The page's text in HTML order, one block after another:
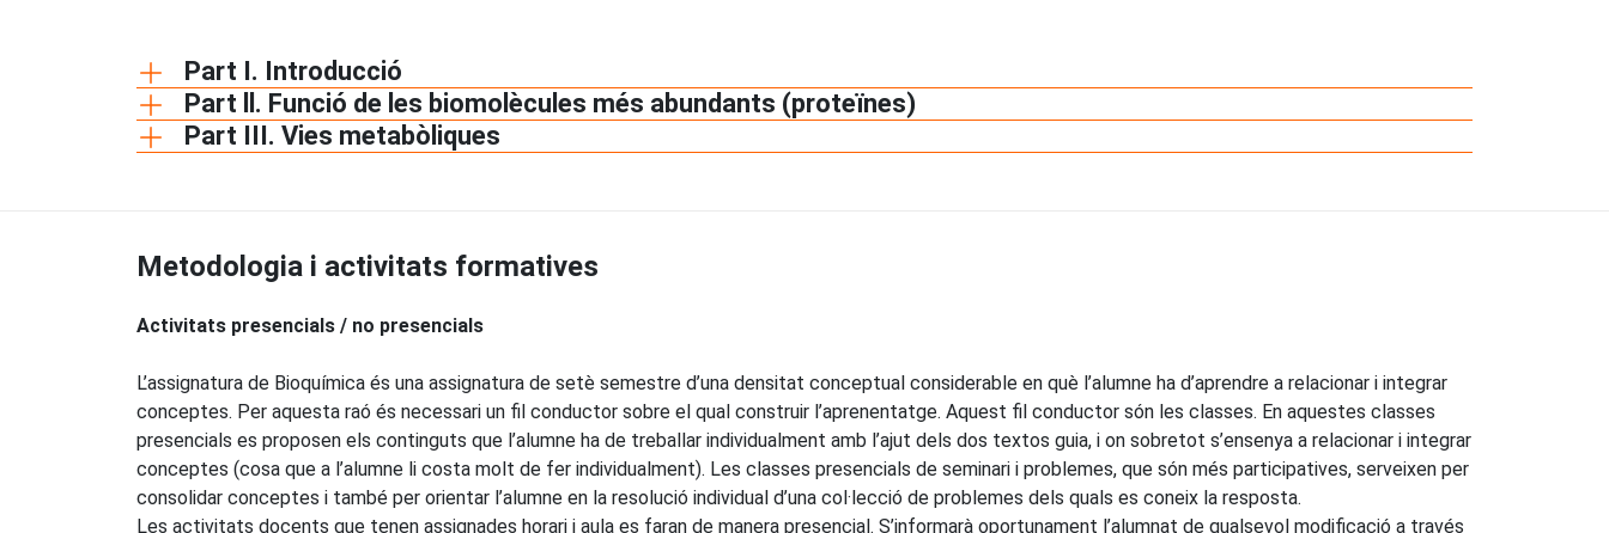
Part I. Introducció
Part ll. Funció de les biomolècules més abundants (proteïnes)
Part III. Vies metabòliques
Metodologia i activitats formatives
Activitats presencials / no presencials
L’assignatura de Bioquímica és una assignatura de setè semestre d’una densitat conceptual considerable en què l’alumne ha d’aprendre a relacionar i integrar
conceptes. Per aquesta raó és necessari un fil conductor sobre el qual construir l’aprenentatge. Aquest fil conductor són les classes. En aquestes classes
presencials es proposen els continguts que l’alumne ha de treballar individualment amb l’ajut dels dos textos guia, i on sobretot s’ensenya a relacionar i integrar
conceptes (cosa que a l’alumne li costa molt de fer individualment). Les classes presencials de seminari i problemes, que són més participatives, serveixen per
consolidar conceptes i també per orientar l’alumne en la resolució individual d’una col·lecció de problemes dels quals es coneix la resposta.
Les activitats docents que tenen assignades horari i aula es faran de manera presencial. S’informarà oportunament l’alumnat de qualsevol modificació a través